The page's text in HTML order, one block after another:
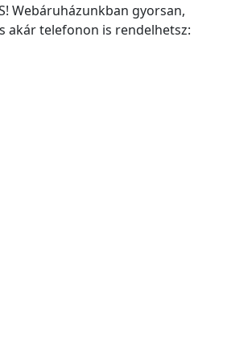
Webáruházunkban gyorsan,
akár telefonon is rendelhetsz: